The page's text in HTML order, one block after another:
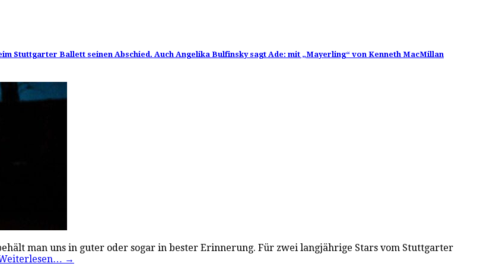
Stuttgarter Ballett seinen Abschied. Auch Angelika Bulfinsky sagt Ade: mit „Mayerling“ von Kenneth MacMillan
man uns in guter oder sogar in bester Erinnerung. Für zwei langjährige Stars vom Stuttgarter
→